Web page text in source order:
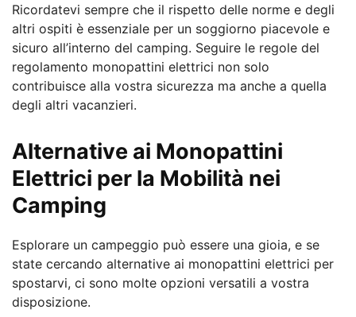
Ricordatevi sempre che il rispetto delle norme e degli
altri ospiti è essenziale per un soggiorno piacevole e
sicuro all’interno del camping. Seguire le regole del
regolamento monopattini elettrici non solo
contribuisce alla vostra sicurezza ma anche a quella
degli altri vacanzieri.
Alternative ai Monopattini
Elettrici per la Mobilità nei
Camping
Esplorare un campeggio può essere una gioia, e se
state cercando alternative ai monopattini elettrici per
spostarvi, ci sono molte opzioni versatili a vostra
disposizione.